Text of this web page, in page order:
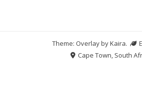
Theme: Overlay byKaira.
Cape Town, South